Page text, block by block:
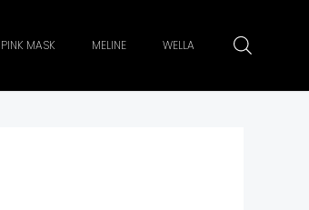
PINK MASK MELINE WELLA